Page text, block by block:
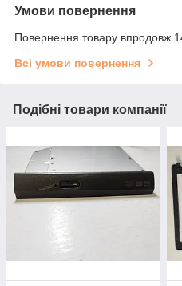
Умови повернення
Повернення товару впродовж
Всі умови повернення
Подібні товари компанії